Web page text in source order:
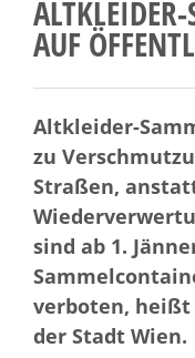
AUF
Altkleider-
zu
Straßen,
sind ab 1.
verboten, heißt
der Stadt Wien.